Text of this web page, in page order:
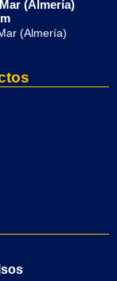
(Almería)
(Almería)